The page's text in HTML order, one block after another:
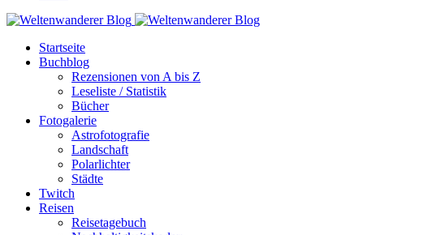
Startseite
Buchblog
Rezensionen von A bis Z
Leseliste / Statistik
Bücher
Fotogalerie
Astrofotografie
Landschaft
Polarlichter
Städte
Twitch
Reisen
Reisetagebuch